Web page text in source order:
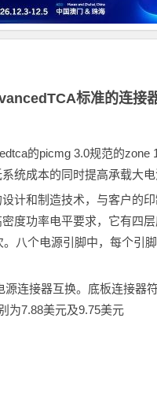
标准的连接
的picmg 3.0规范的zone
统成本的同时提高承载大电
计和制造技术，与客户的
度功率电平要求，它有四
八个电源引脚中，每个引
连接器互换。底板连接器
为7.88美元及9.75美元